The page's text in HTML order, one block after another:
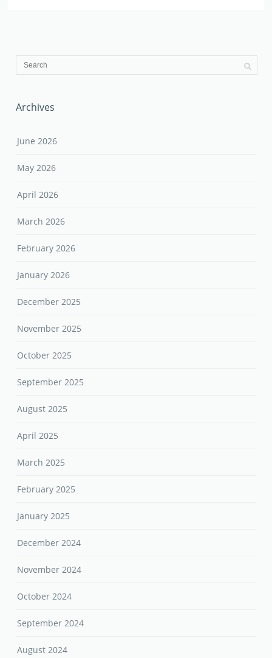
Archives
June 2026
May 2026
April 2026
March 2026
February 2026
January 2026
December 2025
November 2025
October 2025
September 2025
August 2025
April 2025
March 2025
February 2025
January 2025
December 2024
November 2024
October 2024
September 2024
August 2024